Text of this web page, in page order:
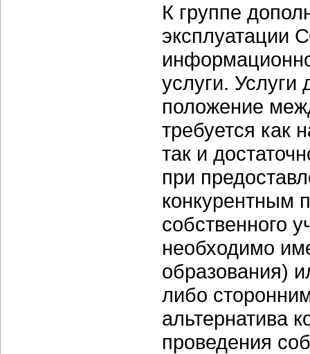
К группе
эксплуатации
услуги.
положение
требуется как
так и
при
конкурентным
собственного
необходимо
образования)
либо
альтернатива
проведения